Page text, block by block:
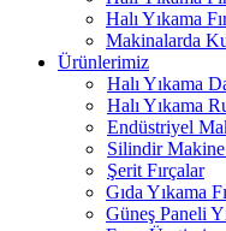
Halı Yıkama
Makinalarda
Ürünlerimiz
Halı Yıkama
Halı Yıkama
Endüstriyel
Silindir Makine
Şerit Fırçalar
Gıda Yıkama
Güneş Paneli